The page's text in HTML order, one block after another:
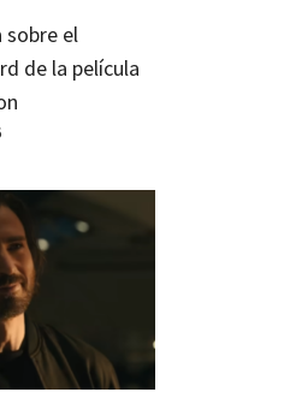
sobre el
de la película